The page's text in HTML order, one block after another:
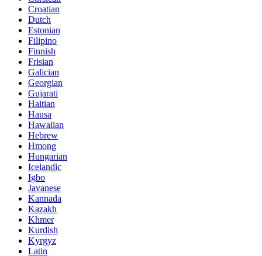
Croatian
Dutch
Estonian
Filipino
Finnish
Frisian
Galician
Georgian
Gujarati
Haitian
Hausa
Hawaiian
Hebrew
Hmong
Hungarian
Icelandic
Igbo
Javanese
Kannada
Kazakh
Khmer
Kurdish
Kyrgyz
Latin